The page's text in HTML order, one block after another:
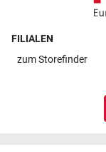
FILIALEN
zumStorefinder